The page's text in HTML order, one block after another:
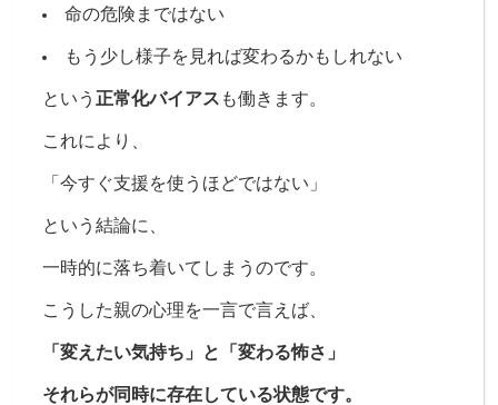
命の危険まではない
もう少し様子を見れば変わるかもしれない
という 正常化バイアス も働きます。
これにより、
「今すぐ支援を使うほどではない」
という結論に、
一時的に落ち着いてしまうのです。
こうした親の心理を一言で言えば、
「変えたい気持ち」と「変わる怖さ」
それらが同時に存在している状態です。